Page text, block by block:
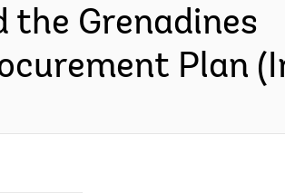
the Grenadines
Plan